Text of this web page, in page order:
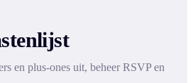
en plus-ones uit, beheer RSVP en